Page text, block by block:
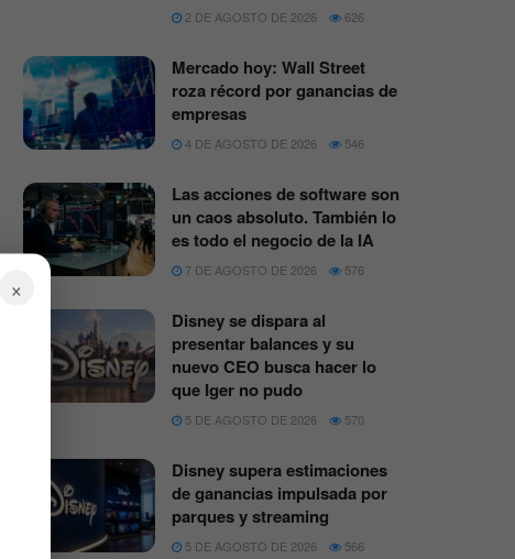
2 DE AGOSTO DE 2026 626
Mercado hoy: Wall Street
roza récord por ganancias de
empresas
4 DE AGOSTO DE 2026 546
Las acciones de software son
un caos absoluto. También lo
es todo el negocio de la IA
7 DE AGOSTO DE 2026 576
Disney se dispara al
presentar balances y su
nuevo CEO busca hacer lo
que Iger no pudo
5 DE AGOSTO DE 2026 570
Disney supera estimaciones
de ganancias impulsada por
parques y streaming
5 DE AGOSTO DE 2026 566
×